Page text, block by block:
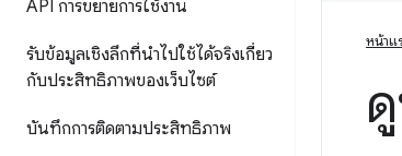
API การขยายการใช้งาน
รับข้อมูลเชิงลึกที่นำไปใช้ได้จริงเกี่ยว
กับประสิทธิภาพของเว็บไซต์
บันทึกการติดตามประสิทธิภาพ
หน้าแ